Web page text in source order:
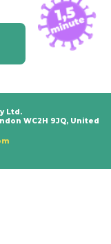
Ltd.
WC2H 9JQ, United